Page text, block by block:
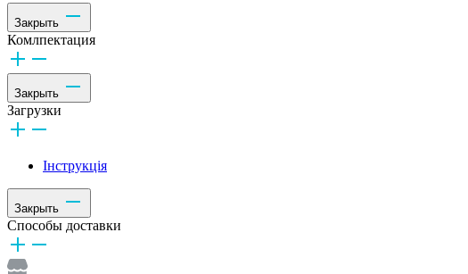
Закрыть
Комлпектация
Закрыть
Загрузки
Інструкція
Закрыть
Способы доставки